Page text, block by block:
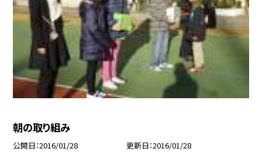
朝の取り組み
公開日 2016/01/28 更新日 2016/01/28